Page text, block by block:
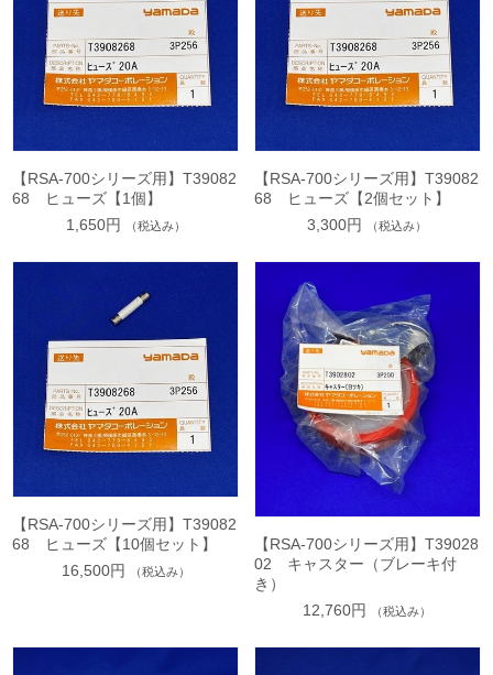
【RSA-700シリーズ用】T39082
68 ヒューズ【1個】
1,650円
（税込み）
【RSA-700シリーズ用】T39082
68 ヒューズ【2個セット】
3,300円
（税込み）
【RSA-700シリーズ用】T39082
68 ヒューズ【10個セット】
16,500円
（税込み）
【RSA-700シリーズ用】T39028
02 キャスター（ブレーキ付
き）
12,760円
（税込み）